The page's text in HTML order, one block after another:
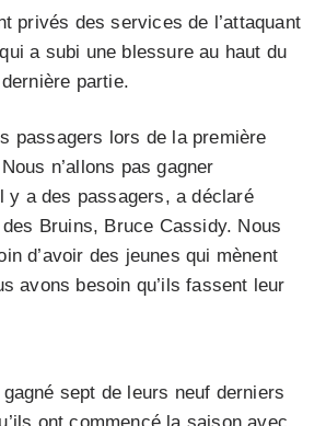
privés des services de l’attaquant
a subi une blessure au haut du
partie.
passagers lors de la première
n’allons pas gagner
y a des passagers, a déclaré
Bruins, Bruce Cassidy. Nous
d’avoir des jeunes qui mènent
avons besoin qu’ils fassent leur
sept de leurs neuf derniers
ont commencé la saison avec